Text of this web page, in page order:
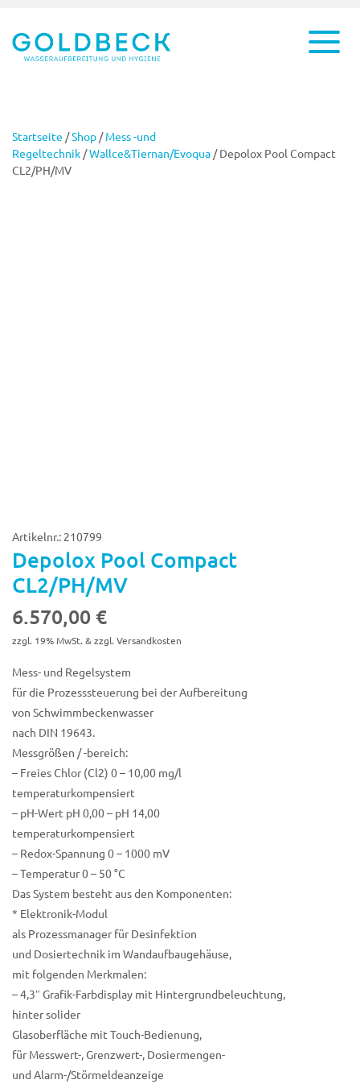
Startseite /Shop /Mess -und
Regeltechnik /Wallce&Tiernan/Evoqua / Depolox Pool Compact
CL2/PH/MV
Artikelnr.: 210799
Depolox Pool Compact
CL2/PH/MV
6.570,00 €
zzgl. 19% MwSt. & zzgl. Versandkosten
Mess- und Regelsystem
für die Prozesssteuerung bei der Aufbereitung
von Schwimmbeckenwasser
nach DIN 19643.
Messgrößen / -bereich:
– Freies Chlor (Cl2) 0 – 10,00 mg/l
temperaturkompensiert
– pH-Wert pH 0,00 – pH 14,00
temperaturkompensiert
– Redox-Spannung 0 – 1000 mV
– Temperatur 0 – 50 °C
Das System besteht aus den Komponenten:
* Elektronik-Modul
als Prozessmanager für Desinfektion
und Dosiertechnik im Wandaufbaugehäuse,
mit folgenden Merkmalen:
– 4,3″ Grafik-Farbdisplay mit Hintergrundbeleuchtung,
hinter solider
Glasoberfläche mit Touch-Bedienung,
für Messwert-, Grenzwert-, Dosiermengen-
und Alarm-/Störmeldeanzeige